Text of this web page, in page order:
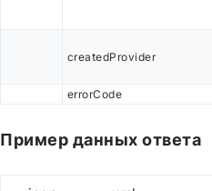
createdProvider
errorCode
Пример данных ответа